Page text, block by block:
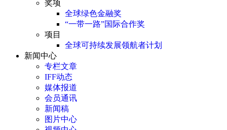
奖项
全球绿色金融奖
“一带一路”国际合作奖
项目
全球可持续发展领航者计划
新闻中心
专栏文章
IFF动态
媒体报道
会员通讯
新闻稿
图片中心